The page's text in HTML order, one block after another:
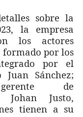
sobre la
la empresa
los actores
formado por los
por el
Sánchez;
de
Johan Justo,
tienen a su